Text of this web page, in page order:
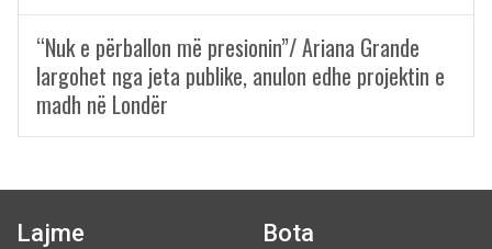
“Nuk e përballon më presionin”/ Ariana Grande
largohet nga jeta publike, anulon edhe projektin e
madh në Londër
Lajme Bota